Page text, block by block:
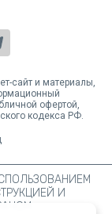
сайт и материалы,
офертой,
кодекса РФ.
И